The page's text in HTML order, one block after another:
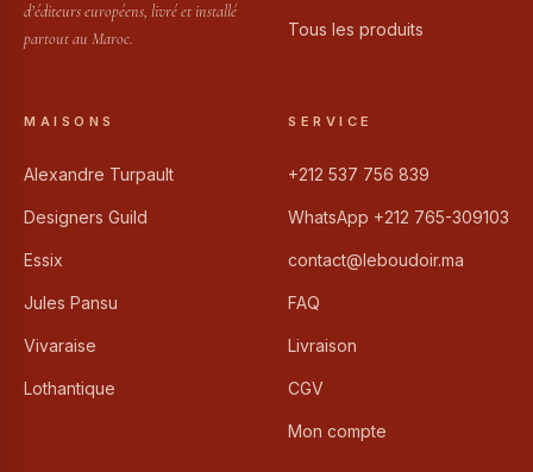
d’éditeurs européens, livré et installé
partout au Maroc.
Tous les produits
MAISONS
Alexandre Turpault
Designers Guild
Essix
Jules Pansu
Vivaraise
Lothantique
SERVICE
+212 537 756 839
WhatsApp +212 765-309103
contact@leboudoir.ma
FAQ
Livraison
CGV
Mon compte